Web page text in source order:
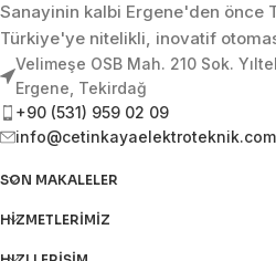
Sanayinin kalbi Ergene'den önce
Türkiye'ye nitelikli, inovatif
Velimeşe OSB Mah. 210 Sok.
Ergene, Tekirdağ
+90 (531) 959 02 09
info@cetinkayaelektroteknik.com
SON MAKALELER
HIZMETLERIMIZ